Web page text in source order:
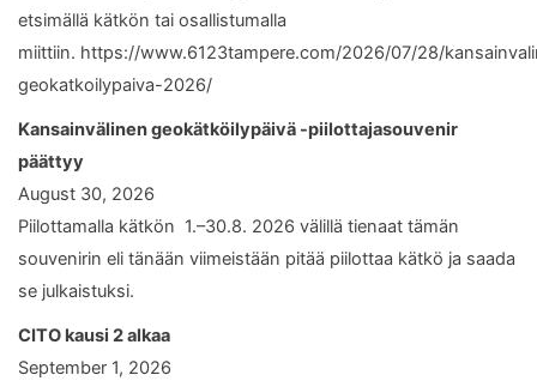
etsimällä kätkön tai osallistumalla
miittiin. https://www.6123tampere.com/2026/07/28/
geokatkoilypaiva-2026/
Kansainvälinen geokätköilypäivä -piilottajasouvenir
päättyy
August 30, 2026
Piilottamalla kätkön 1.–30.8. 2026 välillä tienaat tämän
souvenirin eli tänään viimeistään pitää piilottaa kätkö ja saada
se julkaistuksi.
CITO kausi 2 alkaa
September 1, 2026